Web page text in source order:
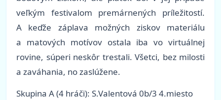
veľkým festivalom premárnených príležitostí.
A keďže záplava možných ziskov materiálu
a matových motívov ostala iba vo virtuálnej
rovine, súperi neskôr trestali. Všetci, bez milosti
a zaváhania, no zaslúžene.
Skupina A (4 hráči): S.Valentová 0b/3 4.miesto